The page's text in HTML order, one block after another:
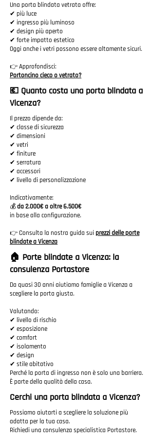
Una porta blindata vetrata offre:
✔ più luce
✔ ingresso più luminoso
✔ design più aperto
✔ forte impatto estetico
Oggi anche i vetri possono essere altamente sicuri.
👉 Approfondisci:
Portoncino cieco o vetrato?
💶 Quanto costa una porta blindata a
Vicenza?
Il prezzo dipende da:
✔ classe di sicurezza
✔ dimensioni
✔ vetri
✔ finiture
✔ serratura
✔ accessori
✔ livello di personalizzazione
Indicativamente:
💰da 2.000€ a oltre 6.500€
in base alla configurazione.
👉 Consulta la nostra guida sui prezzi delle porte
blindate a Vicenza
🏠 Porte blindate a Vicenza: la
consulenza Portastore
Da quasi 30 anni aiutiamo famiglie a Vicenza a
scegliere la porta giusta.
Valutando:
✔ livello di rischio
✔ esposizione
✔ comfort
✔ isolamento
✔ design
✔ stile abitativo
Perché la porta di ingresso non è solo una barriera.
È parte della qualità della casa.
Cerchi una porta blindata a Vicenza?
Possiamo aiutarti a scegliere la soluzione più
adatta per la tua casa.
Richiedi una consulenza specialistica Portastore.